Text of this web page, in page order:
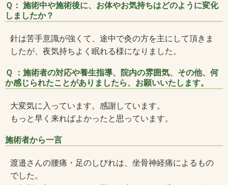
Ｑ： 施術中や施術後に、お体やお気持ちはどのように変化
しましたか？
針は苦手意識が強くて、途中で灸の方を主にして頂きま
したが、夜気持ちよく眠れる様になりました。
Ｑ ：施術者の対応や養生指導、院内の雰囲気、その他、何
か感じられたことがありましたら、お願いいたします。
大変気に入っています。感謝しています。
もっと早く来ればよかったと思っています。
施術者から一言
渡邉さんの腰痛・足のしびれは、坐骨神経痛によるもの
でした。